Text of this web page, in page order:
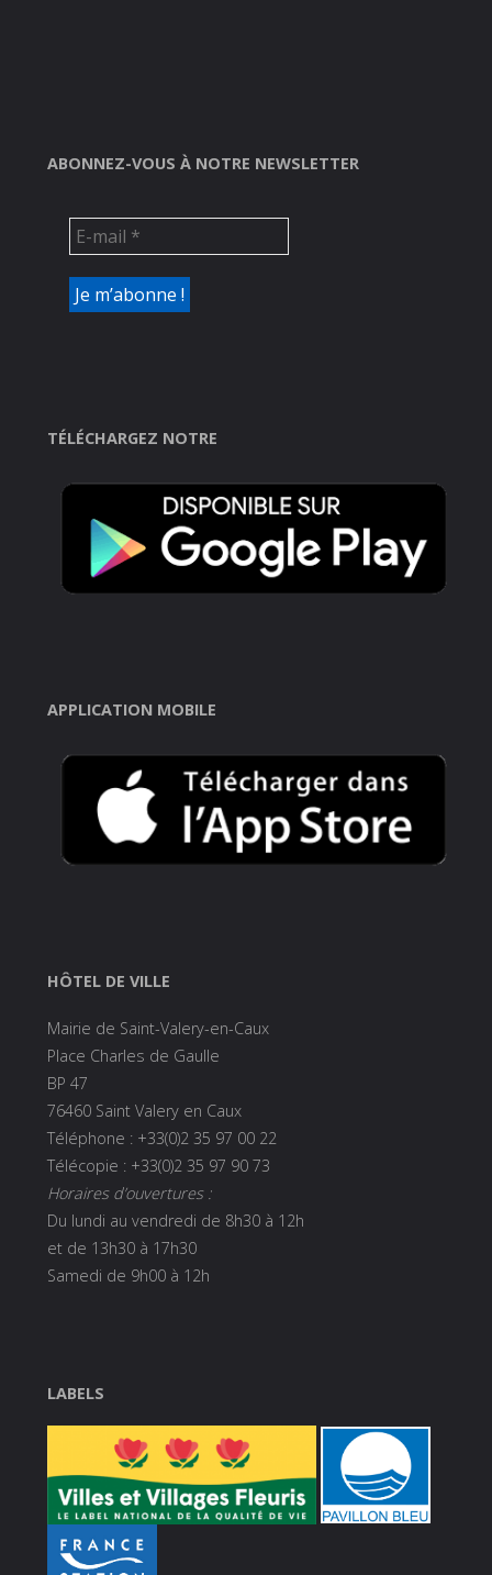
ABONNEZ-VOUS À NOTRE NEWSLETTER
TÉLÉCHARGEZ NOTRE
APPLICATION MOBILE
HÔTEL DE VILLE
Mairie de Saint-Valery-en-Caux
Place Charles de Gaulle
BP 47
76460 Saint Valery en Caux
Téléphone : +33(0)2 35 97 00 22
Télécopie : +33(0)2 35 97 90 73
Horaires d’ouvertures :
Du lundi au vendredi de 8h30 à 12h
et de 13h30 à 17h30
Samedi de 9h00 à 12h
LABELS